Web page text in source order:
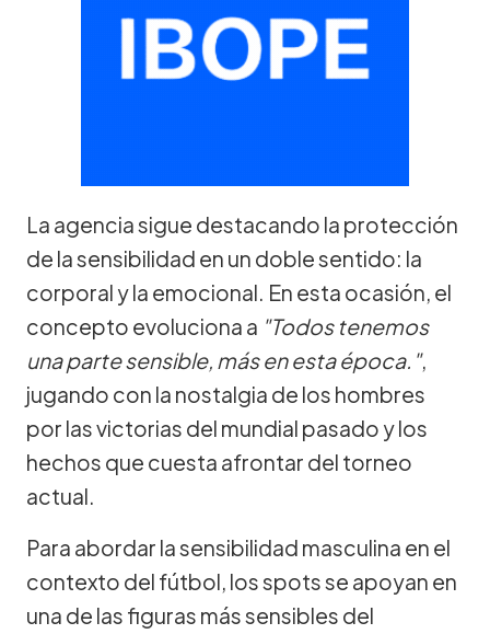
La agencia sigue destacando la protección
de la sensibilidad en un doble sentido: la
corporal y la emocional. En esta ocasión, el
concepto evoluciona a "Todos tenemos
una parte sensible, más en esta época.",
jugando con la nostalgia de los hombres
por las victorias del mundial pasado y los
hechos que cuesta afrontar del torneo
actual.
Para abordar la sensibilidad masculina en el
contexto del fútbol, los spots se apoyan en
una de las figuras más sensibles del